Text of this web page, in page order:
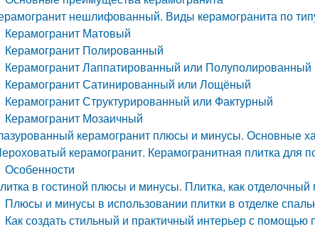
нешлифованный. Виды керамогранита по
Керамогранит Матовый
Керамогранит Полированный
Керамогранит Лаппатированный или Полуполированный
Керамогранит Сатинированный или Лощёный
Керамогранит Структурированный или Фактурный
Керамогранит Мозаичный
керамогранит плюсы и минусы. Основные
керамогранит. Керамогранитная плитка для
Особенности
в гостиной плюсы и минусы. Плитка, как
Плюсы и минусы в использовании плитки в отделке
Как создать стильный и практичный интерьер с помощью